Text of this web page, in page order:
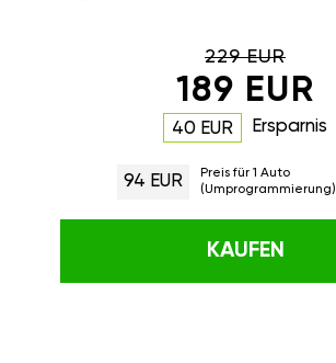
229 EUR
189 EUR
40 EUR Ersparnis
94 EUR
Preis für 1 Auto
(Umprogrammierung)
KAUFEN